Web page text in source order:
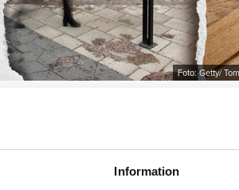
Information
Foto: Getty/
barn satt på en vattenkran. Arkivbild från en annan
som har diagnostiserats med